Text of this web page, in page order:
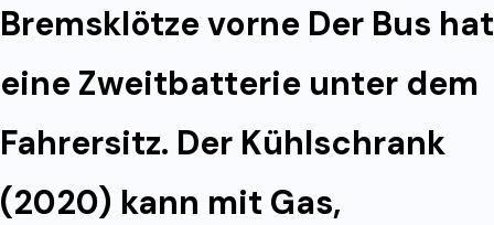
Bremsklötze vorne Der Bus hat
eine Zweitbatterie unter dem
Fahrersitz. Der Kühlschrank
(2020) kann mit Gas,